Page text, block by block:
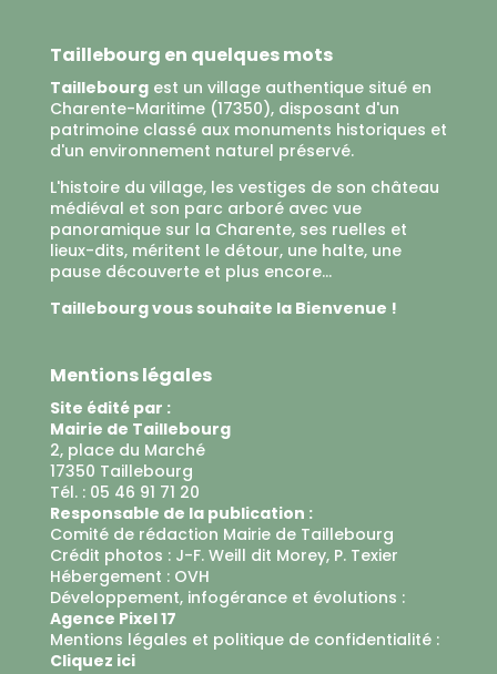
Taillebourg en quelques mots
Taillebourgest un village authentique situé en
Charente-Maritime (17350), disposant d'un
patrimoine classé aux monuments historiques et
d'un environnement naturel préservé.
L'histoire du village, les vestiges de son château
médiéval et son parc arboré avec vue
panoramique sur la Charente, ses ruelles et
lieux-dits, méritent le détour, une halte, une
pause découverte et plus encore...
Taillebourg vous souhaite la Bienvenue !
Mentions légales
Site édité par :
Mairie de Taillebourg
2, place du Marché
17350 Taillebourg
Tél. : 05 46 91 71 20
Responsable de la publication :
Comité de rédaction Mairie de Taillebourg
Crédit photos : J-F. Weill dit Morey, P. Texier
Hébergement : OVH
Développement, infogérance et évolutions :
Agence Pixel 17
Mentions légales et politique de confidentialité :
Cliquez ici